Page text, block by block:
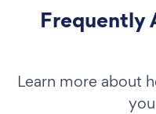
Frequently
Learn more about